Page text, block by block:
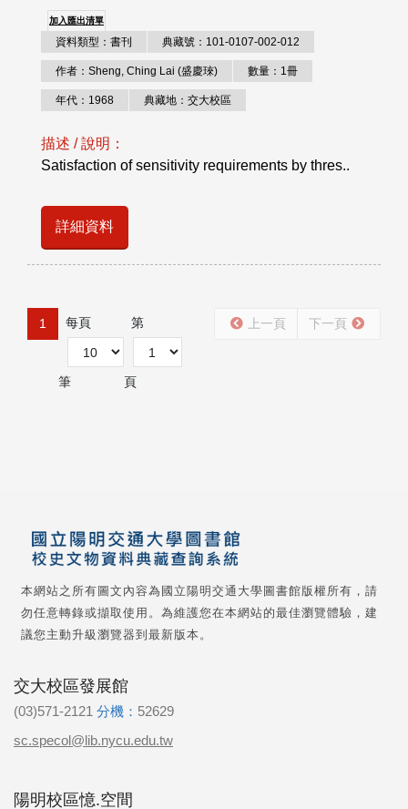
加入匯出清單
資料類型：書刊 典藏號：101-0107-002-012
作者：Sheng, Ching Lai (盛慶琜) 數量：1冊
年代：1968 典藏地：交大校區
描述 / 說明：
Satisfaction of sensitivity requirements by thres..
詳細資料
1 每頁
筆
第
頁
上一頁 下一頁
本網站之所有圖文內容為國立陽明交通大學圖書館版權所有，請
勿任意轉錄或擷取使用。為維護您在本網站的最佳瀏覽體驗，建
議您主動升級瀏覽器到最新版本。
交大校區發展館
(03)571-2121 分機： 52629
sc.specol@lib.nycu.edu.tw
陽明校區憶.空間